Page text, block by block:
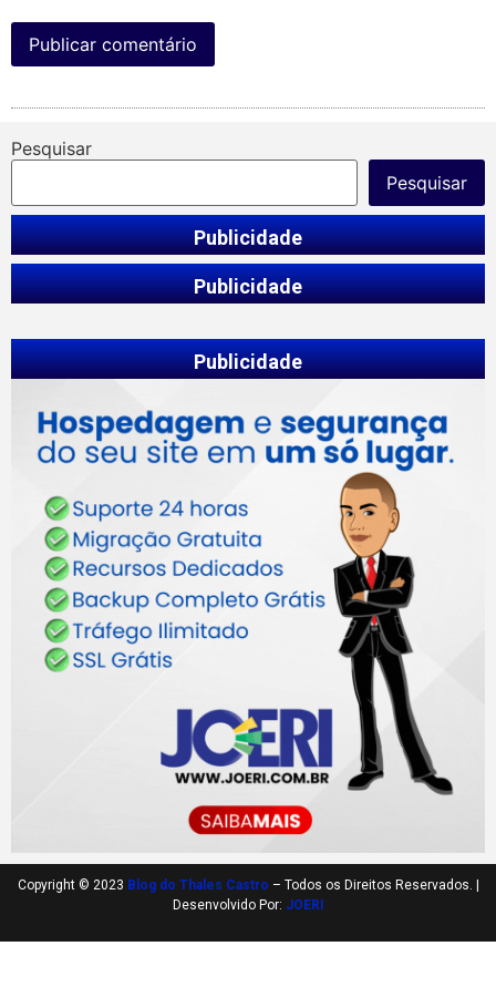
Pesquisar
Pesquisar
Publicidade
Publicidade
Publicidade
Copyright © 2023 Blog do Thales Castro – Todos os Direitos Reservados. |
Desenvolvido Por: JOERI